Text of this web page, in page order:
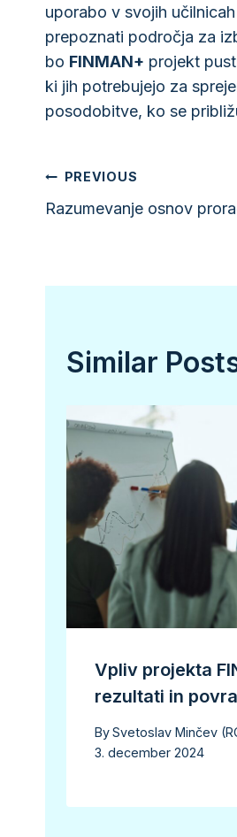
uporabo v svojih
prepoznati področja za
bo FINMAN+ projekt
ki jih potrebujejo za
posodobitve, ko se
Navigacija
prispevka
PREVIOUS
Razumevanje osnov
Similar
Vpliv projekta
rezultati in
BySvetoslav Minčev
3. december 2024